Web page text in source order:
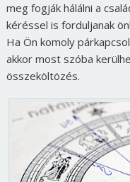
meg fogják hálálni a
kéréssel is forduljanak
Ha Ön komoly
akkor most szóba
összeköltözés.